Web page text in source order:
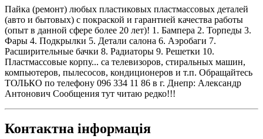
Пайка (ремонт) любых пластиковых пластмассовых деталей
(авто и бытовых) с покраской и гарантией качества работы
(опыт в данной сфере более 20 лет)! 1. Бампера 2. Торпеды 3.
Фары 4. Подкрылки 5. Детали салона 6. Аэробаги 7.
Расширительные бачки 8. Радиаторы 9. Решетки 10.
Пластмассовые корпу... са телевизоров, стиральных машин,
компьютеров, пылесосов, кондиционеров и т.п. Обращайтесь
ТОЛЬКО по телефону 096 334 11 86 в г. Днепр: Александр
Антонович Сообщения тут читаю редко!!!
Контактна інформація